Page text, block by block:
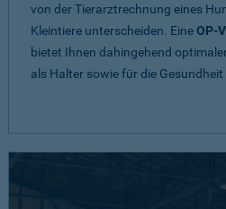
von der Tierarztrechnung eines
Kleintiere unterscheiden. EineOP-
bietet Ihnen dahingehend
als Halter sowie für die Gesundheit